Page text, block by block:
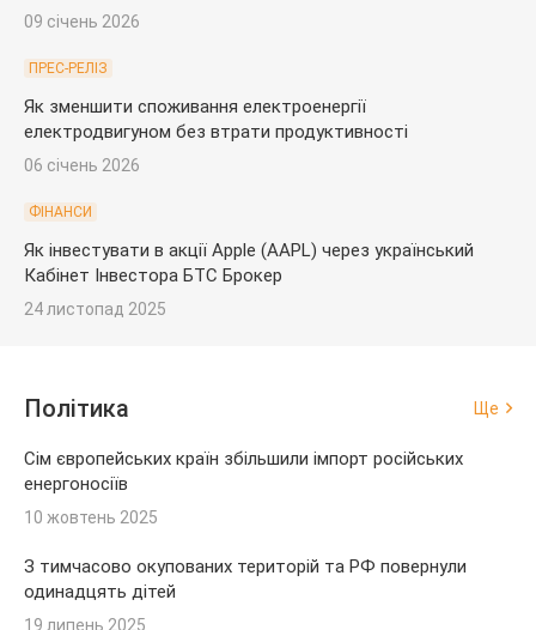
09 січень 2026
ПРЕС-РЕЛІЗ
Як зменшити споживання електроенергії
електродвигуном без втрати продуктивності
06 січень 2026
ФІНАНСИ
Як інвестувати в акції Apple (AAPL) через український
Кабінет Інвестора БТС Брокер
24 листопад 2025
Політика Ще
Сім європейських країн збільшили імпорт російських
енергоносіїв
10 жовтень 2025
З тимчасово окупованих територій та РФ повернули
одинадцять дітей
19 липень 2025